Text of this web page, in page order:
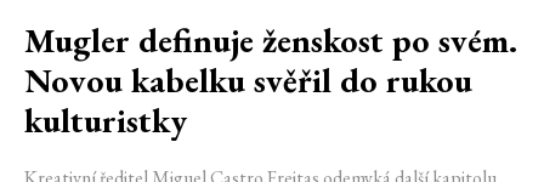
Mugler definuje ženskost po svém.
Novou kabelku svěřil do rukou
kulturistky